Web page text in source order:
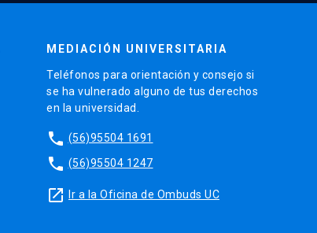
MEDIACIÓN UNIVERSITARIA
Teléfonos para orientación y consejo si
se ha vulnerado alguno de tus derechos
en la universidad.
phone (56)95504 1691
phone (56)95504 1247
launch Ir a la Oficina de Ombuds UC